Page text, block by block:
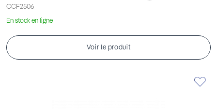
CCF2506
En stock en ligne
Voir le produit